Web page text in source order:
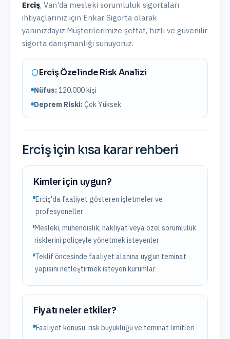
Erciş, Van'da mesleki sorumluluk sigortaları
ihtiyaçlarınız için Enkar Sigorta olarak
yanınızdayız.Müşterilerimize şeffaf, hızlı ve güvenilir
sigorta danışmanlığı sunuyoruz.
ErcişÖzelinde Risk Analizi
Nüfus:120.000kişi
Deprem Riski:Çok Yüksek
Ercişiçin kısa karar rehberi
Kimler için uygun?
Erciş'da faaliyet gösteren işletmeler ve
profesyoneller
Mesleki, mühendislik, nakliyat veya özel sorumluluk
risklerini poliçeyle yönetmek isteyenler
Teklif öncesinde faaliyet alanına uygun teminat
yapısını netleştirmek isteyen kurumlar
Fiyatı neler etkiler?
Faaliyet konusu, risk büyüklüğü ve teminat limitleri